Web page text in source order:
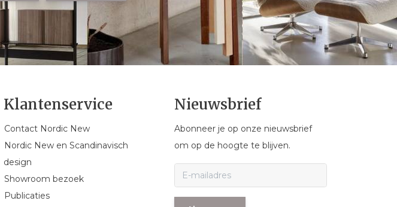
Klantenservice
Contact Nordic New
Nordic New en Scandinavisch
design
Showroom bezoek
Publicaties
Nieuwsbrief
Abonneer je op onze nieuwsbrief
om op de hoogte te blijven.